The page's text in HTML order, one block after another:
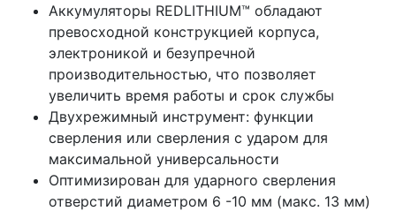
Аккумуляторы REDLITHIUM™ обладают
превосходной конструкцией корпуса,
электроникой и безупречной
производительностью, что позволяет
увеличить время работы и срок службы
Двухрежимный инструмент: функции
сверления или сверления с ударом для
максимальной универсальности
Оптимизирован для ударного сверления
отверстий диаметром 6 -10 мм (макс. 13 мм)